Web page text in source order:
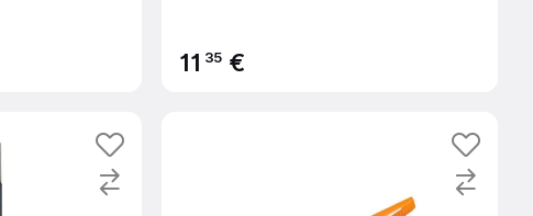
11 35 €